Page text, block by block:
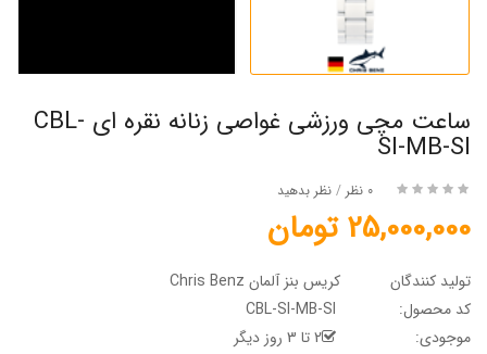
ساعت مچی ورزشی غواصی زنانه نقره ای CBL-
SI-MB-SI
0 نظر / نظر بدهید
25,000,000 تومان
تولید کنندگان
کریس بنز آلمان Chris Benz
کد محصول:
موجودی:
2 تا 3 روز دیگر